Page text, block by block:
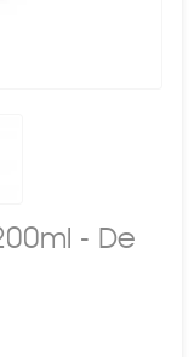
- De